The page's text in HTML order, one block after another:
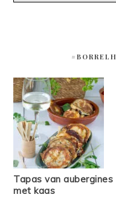
Tapas van aubergines
met kaas